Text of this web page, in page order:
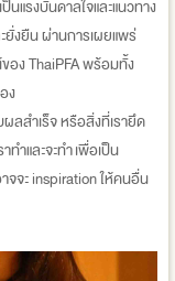
แรงบันดาลใจและแนวทาง
ยั่งยืน ผ่านการเผยแพร่
ง ThaiPFA พร้อมทั้ง
ง
ลสำเร็จ หรือสิ่งที่เรายึด
ทำและจะทำ เพื่อเป็น
จจะ inspiration ให้คนอื่น